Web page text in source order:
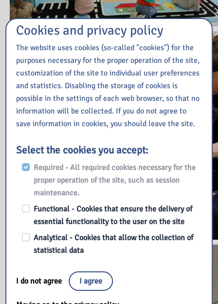
Cookies and privacy policy
The website uses cookies (so-called "cookies") for the
purposes necessary for the proper operation of the site,
customization of the site to individual user preferences
and statistics. Disabling the storage of cookies is
possible in the settings of each web browser, so that no
information will be collected. If you do not agree to
save information in cookies, you should leave the site.
Select the cookies you accept:
Required - All required cookies necessary for the
proper operation of the site, such as session
maintenance.
Functional - Cookies that ensure the delivery of
essential functionality to the user on the site
Analytical - Cookies that allow the collection of
statistical data
I do not agree I agree